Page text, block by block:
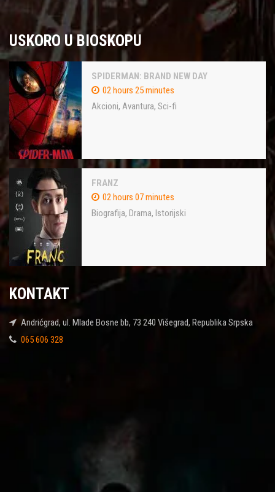
USKORO U BIOSKOPU
SPIDERMAN: BRAND NEW DAY
02 hours 25 minutes
Akcioni, Avantura, Sci-fi
FRANZ
02 hours 07 minutes
Biografija, Drama, Istorijski
KONTAKT
Andrićgrad, ul. Mlade Bosne bb, 73 240 Višegrad, Republika Srpska
065 606 328